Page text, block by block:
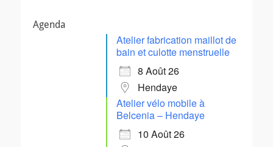
Agenda
Atelier fabrication maillot de
bain et culotte menstruelle
8 Août 26
Hendaye
Atelier vélo mobile à
Belcenia – Hendaye
10 Août 26